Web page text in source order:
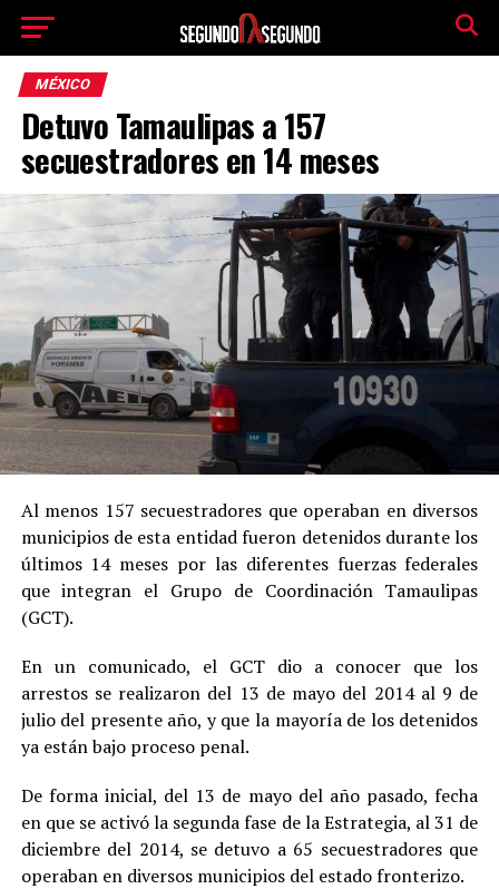
MÉXICO
Detuvo Tamaulipas a 157
secuestradores en 14 meses
Al menos 157 secuestradores que operaban en diversos
municipios de esta entidad fueron detenidos durante los
últimos 14 meses por las diferentes fuerzas federales
que integran el Grupo de Coordinación Tamaulipas
(GCT).
En un comunicado, el GCT dio a conocer que los
arrestos se realizaron del 13 de mayo del 2014 al 9 de
julio del presente año, y que la mayoría de los detenidos
ya están bajo proceso penal.
De forma inicial, del 13 de mayo del año pasado, fecha
en que se activó la segunda fase de la Estrategia, al 31 de
diciembre del 2014, se detuvo a 65 secuestradores que
operaban en diversos municipios del estado fronterizo.